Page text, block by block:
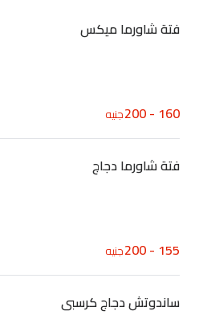
فتة شاورما ميكس
160 - 200 جنيه
فتة شاورما دجاج
155 - 200 جنيه
ساندوتش دجاج كرسبى